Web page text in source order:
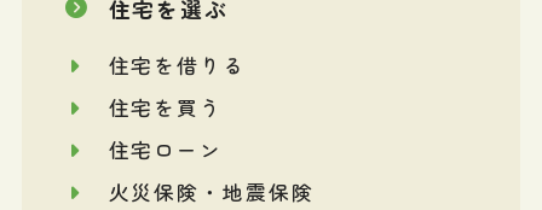
住宅を選ぶ
住宅を借りる
住宅を買う
住宅ローン
火災保険・地震保険